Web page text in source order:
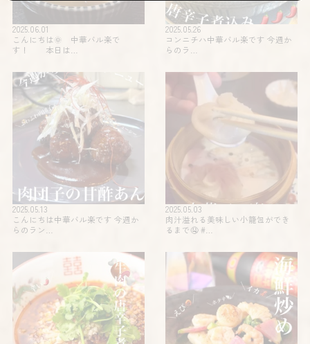
2025.06.01
こんにちは🌞 中華バル楽で
す！ 本日は…
2025.05.26
コンニチハ️️中華バル楽です 今週か
らのラ…
2025.05.13
こんにちは中華バル楽です 今週か
らのラン…
2025.05.03
肉汁溢れる美味しい小籠包ができ
るまで🤤 #…